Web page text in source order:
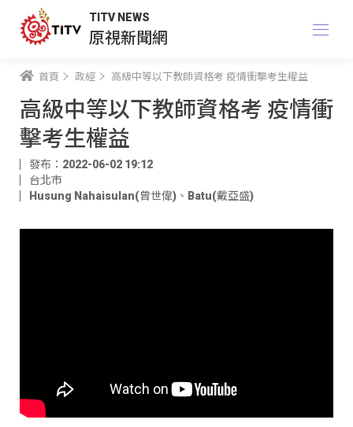
TITV NEWS
原視新聞網
首頁 政經 高級中等以下教師資格考 疫情衝擊考生權益
高級中等以下教師資格考 疫情衝
擊考生權益
發布：2022-06-02 19:12
台北市
Husung Nahaisulan(曾世偉) 、 Batu(戴亞盛)